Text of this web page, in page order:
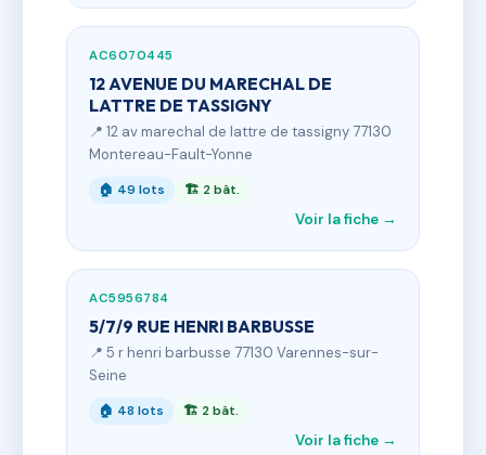
AC6070445
12 AVENUE DU MARECHAL DE
LATTRE DE TASSIGNY
📍 12 av marechal de lattre de tassigny 77130
Montereau-Fault-Yonne
🏠 49 lots 🏗 2 bât.
Voir la fiche →
AC5956784
5/7/9 RUE HENRI BARBUSSE
📍 5 r henri barbusse 77130 Varennes-sur-
Seine
🏠 48 lots 🏗 2 bât.
Voir la fiche →